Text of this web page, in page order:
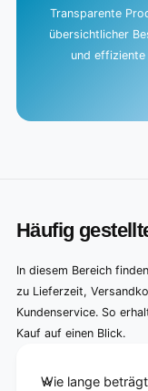
Transparente
übersichtlicher
und
Häufig
In diesem Bereich
zu Lieferzeit,
Kundenservice. So
Kauf auf einen Blick.
Wie lange